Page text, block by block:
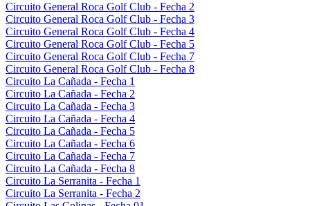
Circuito General Roca Golf Club - Fecha 2
Circuito General Roca Golf Club - Fecha 3
Circuito General Roca Golf Club - Fecha 4
Circuito General Roca Golf Club - Fecha 5
Circuito General Roca Golf Club - Fecha 7
Circuito General Roca Golf Club - Fecha 8
Circuito La Cañada - Fecha 1
Circuito La Cañada - Fecha 2
Circuito La Cañada - Fecha 3
Circuito La Cañada - Fecha 4
Circuito La Cañada - Fecha 5
Circuito La Cañada - Fecha 6
Circuito La Cañada - Fecha 7
Circuito La Cañada - Fecha 8
Circuito La Serranita - Fecha 1
Circuito La Serranita - Fecha 2